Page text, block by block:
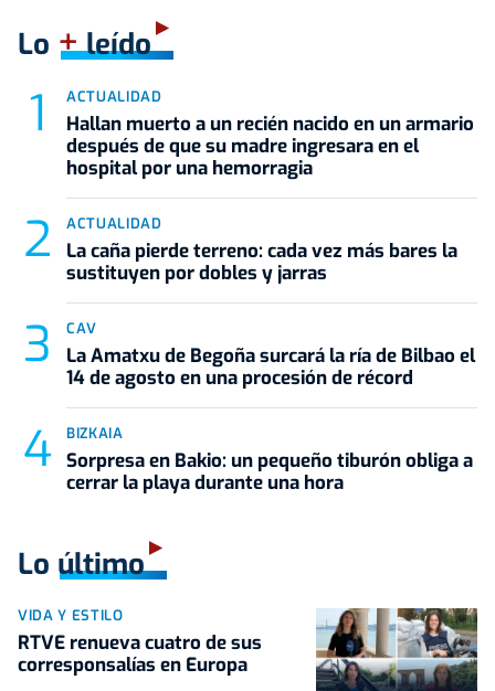
Lo +leído
ACTUALIDAD
Hallan muerto a un recién nacido en un armario
después de que su madre ingresara en el
hospital por una hemorragia
ACTUALIDAD
La caña pierde terreno: cada vez más bares la
sustituyen por dobles y jarras
CAV
La Amatxu de Begoña surcará la ría de Bilbao el
14 de agosto en una procesión de récord
BIZKAIA
Sorpresa en Bakio: un pequeño tiburón obliga a
cerrar la playa durante una hora
Lo último
VIDA Y ESTILO
RTVE renueva cuatro de sus
corresponsalías en Europa